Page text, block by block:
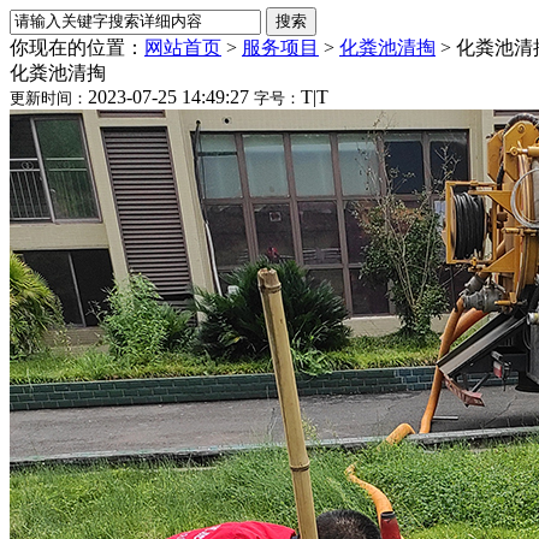
你现在的位置： 网站首页 > 服务项目 > 化粪池清掏 > 化粪池清
化粪池清掏
更新时间： 2023-07-25 14:49:27 字号： T|T